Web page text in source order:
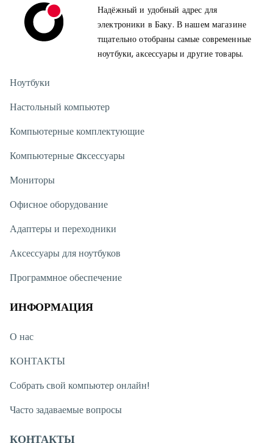
Надёжный и удобный адрес для
электроники в Баку. В нашем магазине
тщательно отобраны самые современные
ноутбуки, аксессуары и другие товары.
Ноутбуки
Настольный компьютер
Компьютерные комплектующие
Компьютерные aксессуары
Мониторы
Офисное оборудование
Адаптеры и переходники
Аксессуары для ноутбуков
Программное обеспечение
ИНФОРМАЦИЯ
О нас
КОНТАКТЫ
Собрать свой компьютер онлайн!
Часто задаваемые вопросы
КОНТАКТЫ